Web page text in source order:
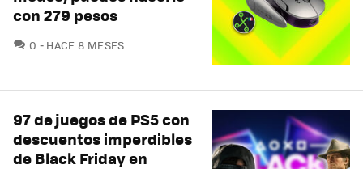
con 279 pesos
0 COMENTARIOS
HACE 8 MESES
97 de juegos de PS5 con
descuentos imperdibles
de Black Friday en